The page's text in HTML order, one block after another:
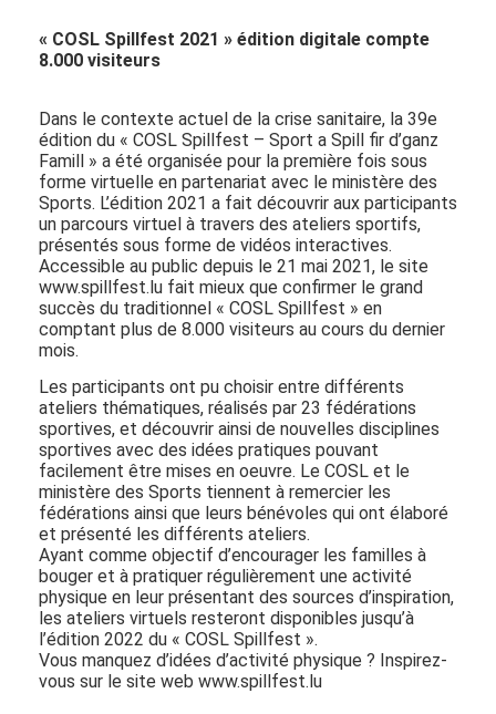
« COSL Spillfest 2021 » édition digitale compte
8.000 visiteurs
Dans le contexte actuel de la crise sanitaire, la 39e
édition du « COSL Spillfest – Sport a Spill fir d’ganz
Famill » a été organisée pour la première fois sous
forme virtuelle en partenariat avec le ministère des
Sports. L’édition 2021 a fait découvrir aux participants
un parcours virtuel à travers des ateliers sportifs,
présentés sous forme de vidéos interactives.
Accessible au public depuis le 21 mai 2021, le site
www.spillfest.lu fait mieux que confirmer le grand
succès du traditionnel « COSL Spillfest » en
comptant plus de 8.000 visiteurs au cours du dernier
mois.
Les participants ont pu choisir entre différents
ateliers thématiques, réalisés par 23 fédérations
sportives, et découvrir ainsi de nouvelles disciplines
sportives avec des idées pratiques pouvant
facilement être mises en oeuvre. Le COSL et le
ministère des Sports tiennent à remercier les
fédérations ainsi que leurs bénévoles qui ont élaboré
et présenté les différents ateliers.
Ayant comme objectif d’encourager les familles à
bouger et à pratiquer régulièrement une activité
physique en leur présentant des sources d’inspiration,
les ateliers virtuels resteront disponibles jusqu’à
l’édition 2022 du « COSL Spillfest ».
Vous manquez d’idées d’activité physique ? Inspirez-
vous sur le site web www.spillfest.lu